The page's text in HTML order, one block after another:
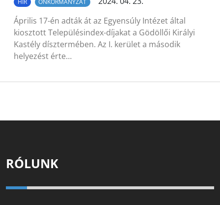
HÍR ÖNKORMÁNYZAT
Április 17-én adták át az Egyensúly Intézet által
kiosztott Településindex-díjakat a Gödöllői Királyi
Kastély dísztermében. Az I. kerület a második
helyezést érte…
RÓLUNK